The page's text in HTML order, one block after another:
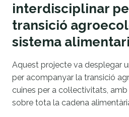
interdisciplinar
transició
sistema alimentari
Aquest projecte va desplegar
per acompanyar la transició
cuines per a col·lectivitats,
sobre tota la cadena